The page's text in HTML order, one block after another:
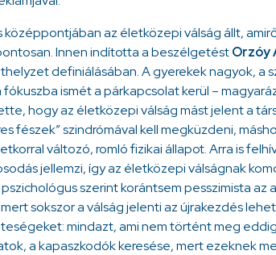
az életközepi válság állt,
Innen indította a beszélgetéstOrzóy
definiálásában. A gyerekek nagyok, a
ismét a párkapcsolat kerül –
hogy az életközepi válság mást jelent a
fészek” szindrómával kell megküzdeni,
változó, romló fizikai állapot. Arra is
jellemzi, így az életközepi válságnak
pszichológus szerint korántsem pesszimista az a
sokszor a válság jelenti az újrakezdés
mindazt, ami nem történt meg
a kapaszkodók keresése, mert ezeknek